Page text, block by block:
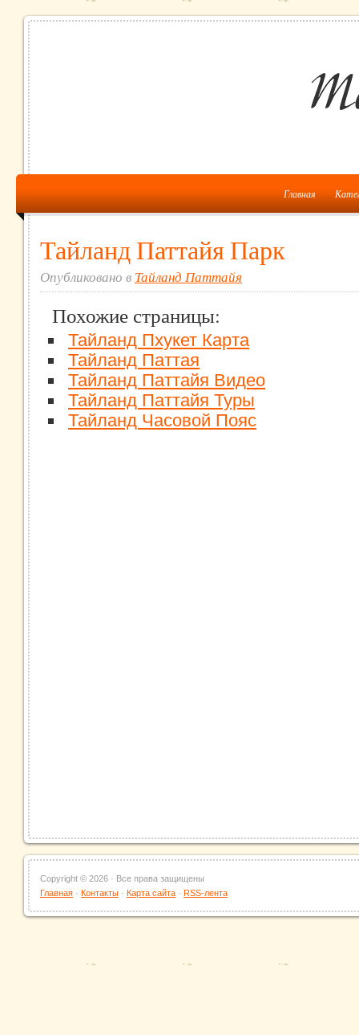
Главная
Тайланд Паттайя Парк
Опубликовано в Тайланд Паттайя
Похожие страницы:
Тайланд Пхукет Карта
Тайланд Паттая
Тайланд Паттайя Видео
Тайланд Паттайя Туры
Тайланд Часовой Пояс
Copyright © 2026 · Все права защищены
Главная · Контакты · Карта сайта · RSS-лента